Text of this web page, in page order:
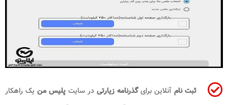
ثبت نام آنلاین برایگذرنامه زیارتی در سایت پلیس من یک راهکار